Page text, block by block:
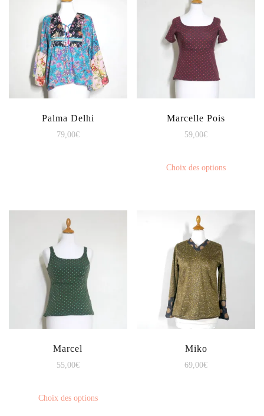
Palma Delhi
79,00€
Marcelle Pois
59,00€
Choix des options
Marcel
55,00€
Choix des options
Miko
69,00€